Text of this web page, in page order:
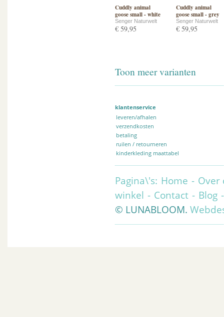
Cuddly animal
goose small - white
Senger Naturwelt
€ 59,95
Cuddly animal
goose small - grey
Senger Naturwelt
€ 59,95
Toon meer varianten
klantenservice
leveren/afhalen
verzendkosten
betaling
ruilen / retourneren
kinderkleding maattabel
Pagina\'s: Home - Over
winkel - Contact - Blog
© LUNABLOOM.